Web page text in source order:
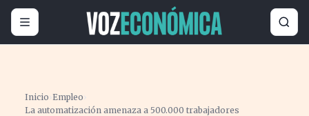
Inicio ›Empleo ›
La automatización amenaza a 500.000 trabajadores